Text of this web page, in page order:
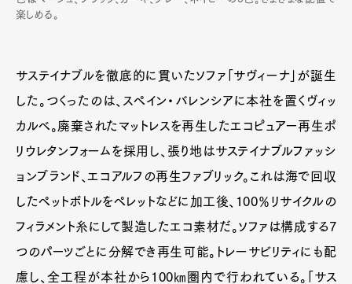
楽しめる。
サステイナブルを徹底的に貫いたソファ「サヴィーナ」が誕生
した。つくったのは、スペイン・バレンシアに本社を置くヴィッ
カルベ。廃棄されたマットレスを再生したエコピュアー再生ポ
リウレタンフォームを採用し、張り地はサステイナブルファッシ
ョンブランド、エコアルフの再生ファブリック。これは海で回収
したペットボトルをペレットなどに加工後、100％リサイクルの
フィラメント糸にして製造したエコ素材だ。ソファは構成する7
つのパーツごとに分解でき再生可能。トレーサビリティにも配
慮し、全工程が本社から100㎞圏内で行われている。「サス